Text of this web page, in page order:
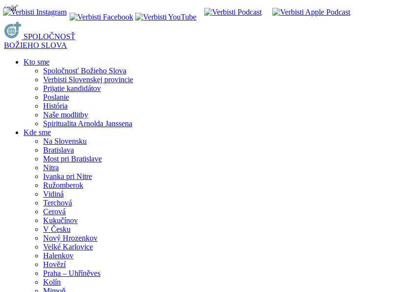
späť
SPOLOČNOSŤ
BOŽIEHO SLOVA
Kto sme
Spoločnosť Božieho Slova
Verbisti Slovenskej provincie
Prijatie kandidátov
Poslanie
História
Naše modlitby
Spiritualita Arnolda Janssena
Kde sme
Na Slovensku
Bratislava
Most pri Bratislave
Nitra
Ivanka pri Nitre
Ružomberok
Vidiná
Terchová
Cerová
Kukučínov
V Česku
Nový Hrozenkov
Velké Karlovice
Halenkov
Hovězí
Praha – Uhříněves
Kolín